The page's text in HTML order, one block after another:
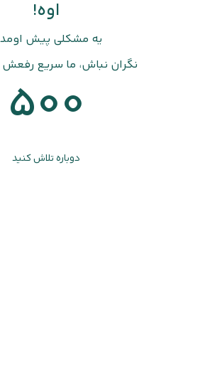
اوه!
یه مشکلی پیش
نگران نباش، ما سریع
500
دوباره تلاش کنید